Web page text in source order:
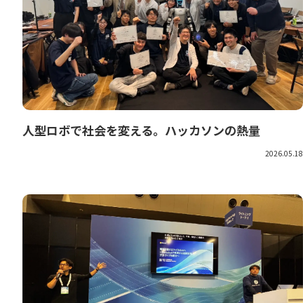
人型ロボで社会を変える。ハッカソンの熱量
2026.05.18